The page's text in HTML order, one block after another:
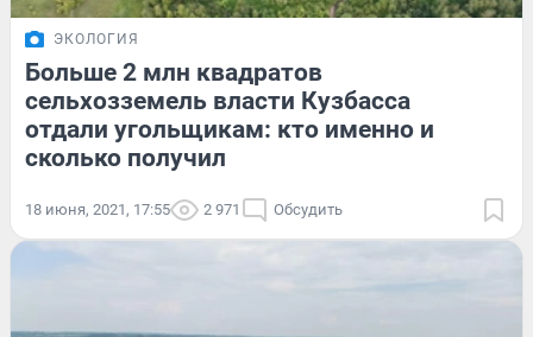
ЭКОЛОГИЯ
Больше 2 млн квадратов
сельхозземель власти Кузбасса
отдали угольщикам: кто именно и
сколько получил
18 июня, 2021, 17:55 2 971 Обсудить